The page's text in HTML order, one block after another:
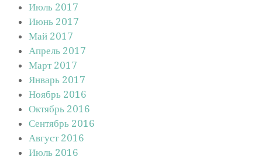
Июль 2017
Июнь 2017
Май 2017
Апрель 2017
Март 2017
Январь 2017
Ноябрь 2016
Октябрь 2016
Сентябрь 2016
Август 2016
Июль 2016